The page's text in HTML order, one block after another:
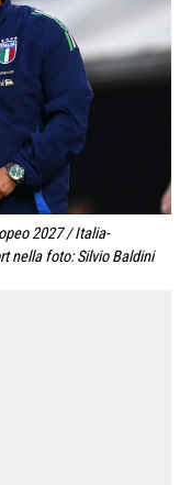
2027 / Italia-
nella foto: Silvio Baldini